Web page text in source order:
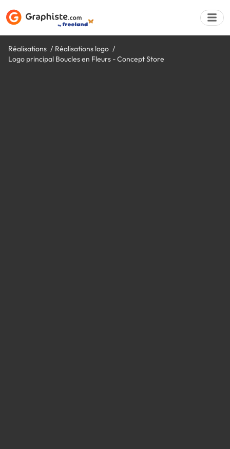
Réalisations
Réalisations logo
Logo principal Boucles en Fleurs - Concept Store